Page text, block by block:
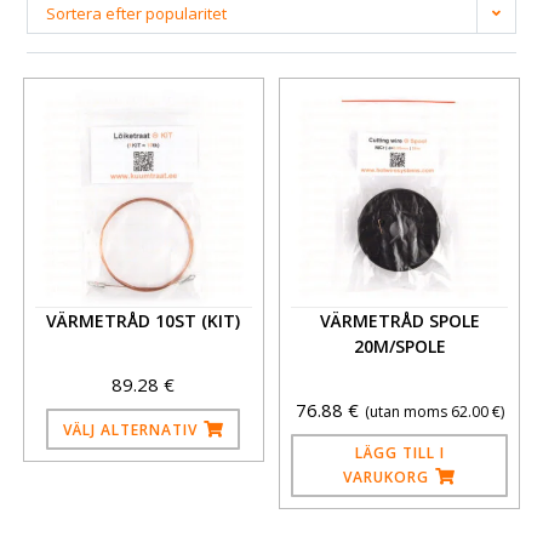
Sortera efter popularitet
VÄRMETRÅD 10ST (KIT)
89.28€
VÄLJ ALTERNATIV
VÄRMETRÅD SPOLE
20M/SPOLE
76.88 € (utan moms 62.00€)
LÄGG TILL I
VARUKORG